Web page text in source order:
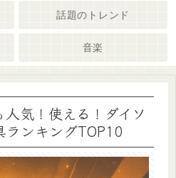
話題のトレンド
音楽
気！使える！ダイソ
ランキングTOP10